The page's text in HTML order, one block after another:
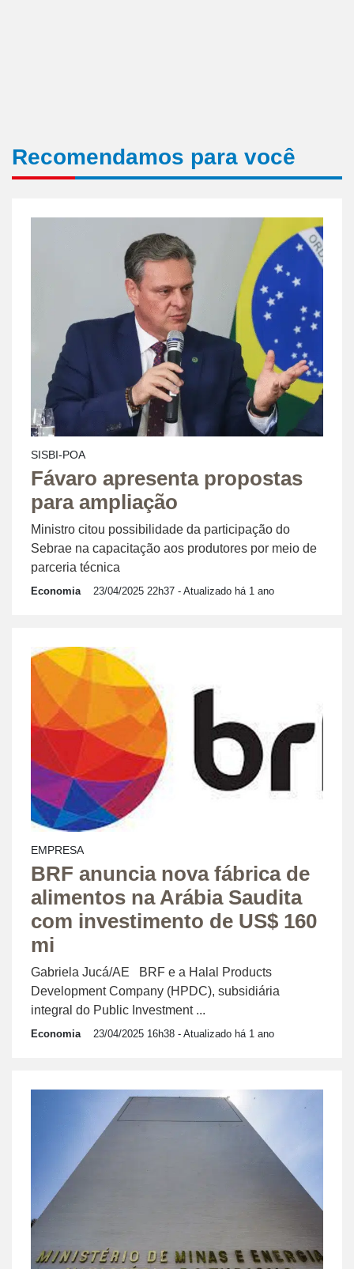
Recomendamos para você
SISBI-POA
Fávaro apresenta propostas
para ampliação
Ministro citou possibilidade da participação do
Sebrae na capacitação aos produtores por meio de
parceria técnica
Economia 23/04/2025 22h37 - Atualizado há 1 ano
EMPRESA
BRF anuncia nova fábrica de
alimentos na Arábia Saudita
com investimento de US$ 160
mi
Gabriela Jucá/AE BRF e a Halal Products
Development Company (HPDC), subsidiária
integral do Public Investment ...
Economia 23/04/2025 16h38 - Atualizado há 1 ano